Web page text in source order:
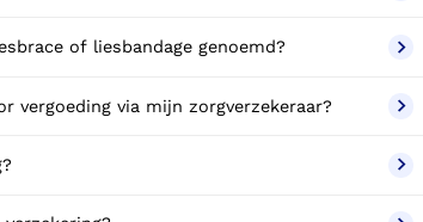
of liesbandage genoemd?
vergoeding via mijn zorgverzekeraar?